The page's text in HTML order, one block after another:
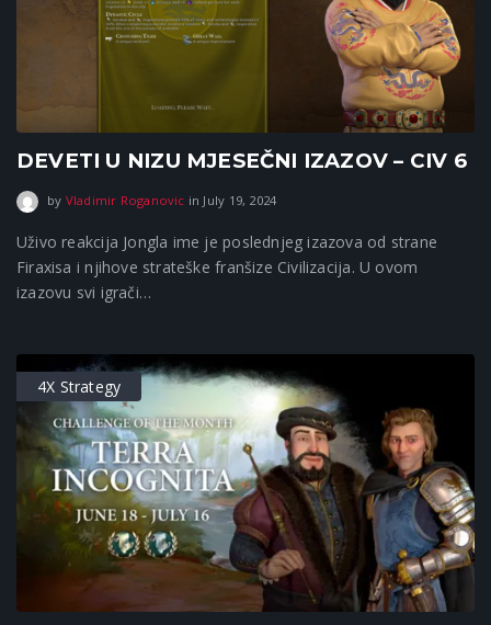
DEVETI U NIZU MJESEČNI IZAZOV – CIV 6
by Vladimir Roganovic in July 19, 2024September 16, 2025
Uživo reakcija Jongla ime je poslednjeg izazova od strane
Firaxisa i njihove strateške franšize Civilizacija. U ovom
izazovu svi igrači…
4X Strategy